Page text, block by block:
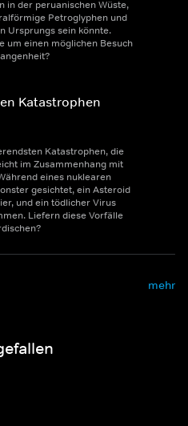
in der peruanischen Wüste,
Petroglyphen und
Ursprungs sein könnte.
um einen möglichen Besuch
Katastrophen
Katastrophen, die
im Zusammenhang mit
eines nuklearen
gesichtet, ein Asteroid
und ein tödlicher Virus
Liefern diese Vorfälle
mehr